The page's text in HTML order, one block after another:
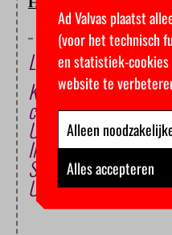
Lees ook
Komen er
campus wonen?
Universiteiten laten
liggen’
Studenten vinden hun
Universiteitsgebouw
Ad Valvas plaatst
(voor het technisch
en statistiek-cookies
website te
Alleen
Alles accepteren